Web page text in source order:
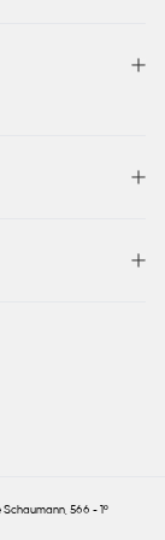
566 - 1º